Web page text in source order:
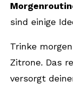
sind einige
Trinke
Zitrone. Das
versorgt